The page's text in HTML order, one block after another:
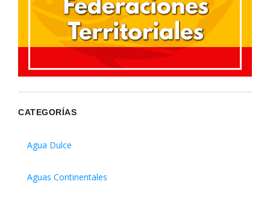
CATEGORÍAS
Agua Dulce
Aguas Continentales